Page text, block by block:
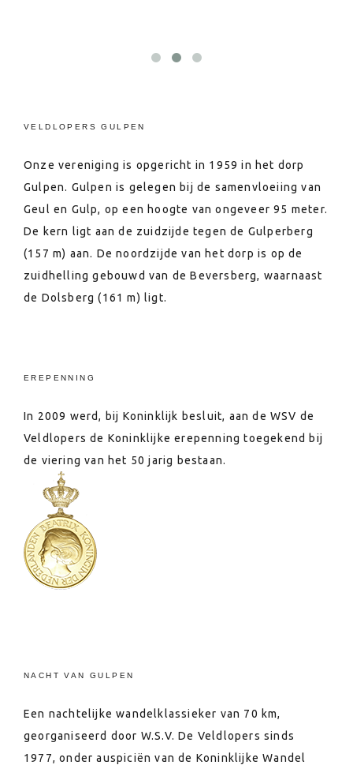
VELDLOPERS GULPEN
Onze vereniging is opgericht in 1959 in het dorp
Gulpen. Gulpen is gelegen bij de samenvloeiing van
Geul en Gulp, op een hoogte van ongeveer 95 meter.
De kern ligt aan de zuidzijde tegen de Gulperberg
(157 m) aan. De noordzijde van het dorp is op de
zuidhelling gebouwd van de Beversberg, waarnaast
de Dolsberg (161 m) ligt.
EREPENNING
In 2009 werd, bij Koninklijk besluit, aan de WSV de
Veldlopers de Koninklijke erepenning toegekend bij
de viering van het 50 jarig bestaan.
NACHT VAN GULPEN
Een nachtelijke wandelklassieker van 70 km,
georganiseerd door W.S.V. De Veldlopers sinds
1977, onder auspiciën van de Koninklijke Wandel